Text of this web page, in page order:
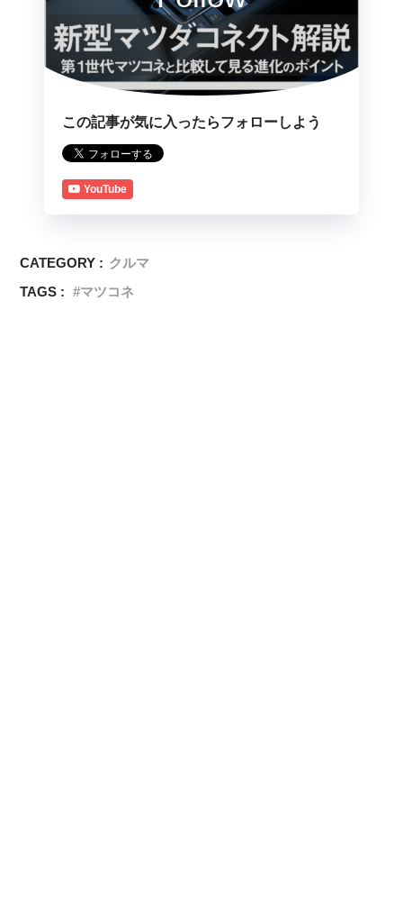
この記事が気に入ったらフォローしよう
YouTube
CATEGORY : クルマ
TAGS :
マツコネ